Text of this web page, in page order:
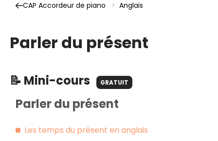
CAP Accordeur de piano > Anglais
Parler du présent
📝 Mini-cours GRATUIT
Parler du présent
Les temps du présent en anglais